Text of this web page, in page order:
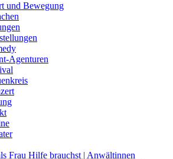
und Bewegung
Agenturen
Frau Hilfe brauchst | Anwältinnen